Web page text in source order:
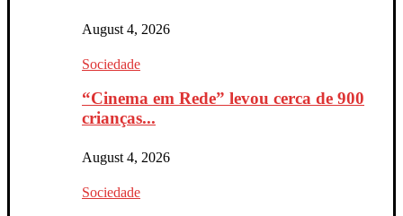
August 4, 2026
Sociedade
“Cinema em Rede” levou cerca de 900
crianças...
August 4, 2026
Sociedade